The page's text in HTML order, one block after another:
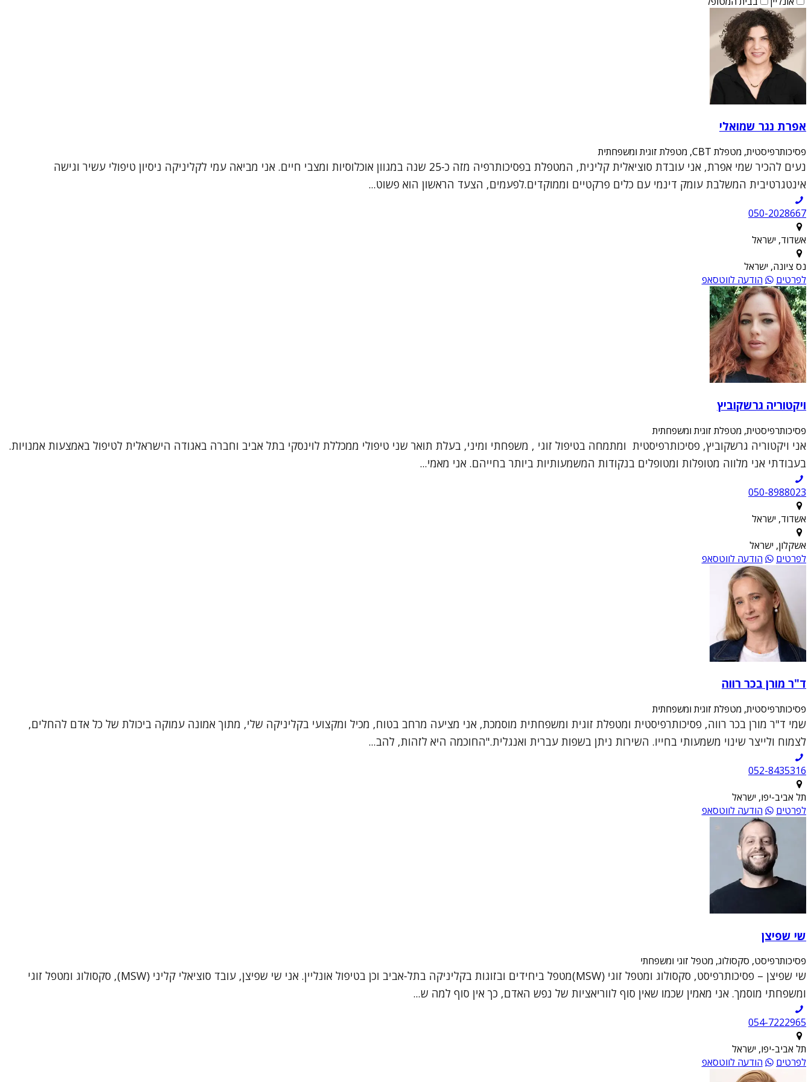
אפרת נגר שמואלי
פסיכותרפיסטית, מטפלת CBT, מטפלת זוגית ומשפחתית
נעים להכיר שמי אפרת, אני עובדת סוציאלית קלינית, המטפלת בפסיכותרפיה מזה כ-25 שנה במגוון אוכלוסיות ומצבי חיים. אני מביאה עמי לקליניקה ניסיון טיפולי עשיר וגישה
אינטגרטיבית המשלבת עומק דינמי עם כלים פרקטיים וממוקדים.לפעמים, הצעד הראשון הוא פשוט...
050-2028667
אשדוד, ישראל
נס ציונה, ישראל
לפרטים
הודעה לווטסאפ
ויקטוריה גרשקוביץ
פסיכותרפיסטית, מטפלת זוגית ומשפחתית
אני ויקטוריה גרשקוביץ, פסיכותרפיסטית ומתמחה בטיפול זוגי , משפחתי ומיני, בעלת תואר שני טיפולי ממכללת לוינסקי בתל אביב וחברה באגודה הישראלית לטיפול באמצעות אמנויות.
בעבודתי אני מלווה מטופלות ומטופלים בנקודות המשמעותיות ביותר בחייהם. אני מאמי...
050-8988023
אשדוד, ישראל
אשקלון, ישראל
לפרטים
הודעה לווטסאפ
ד"ר מורן בכר רווה
פסיכותרפיסטית, מטפלת זוגית ומשפחתית
שמי ד"ר מורן בכר רווה, פסיכותרפיסטית ומטפלת זוגית ומשפחתית מוסמכת, אני מציעה מרחב בטוח, מכיל ומקצועי בקליניקה שלי, מתוך אמונה עמוקה ביכולת של כל אדם להחלים,
לצמוח ולייצר שינוי משמעותי בחייו. השירות ניתן בשפות עברית ואנגלית."החוכמה היא לזהות, להב...
052-8435316
תל אביב-יפו, ישראל
לפרטים
הודעה לווטסאפ
שי שפיצן
פסיכותרפיסט, סקסולוג, מטפל זוגי ומשפחתי
שי שפיצן – פסיכותרפיסט, סקסולוג ומטפל זוגי (MSW)מטפל ביחידים ובזוגות בקליניקה בתל-אביב וכן בטיפול אונליין. אני שי שפיצן, עובד סוציאלי קליני (MSW), סקסולוג ומטפל זוגי
ומשפחתי מוסמך. אני מאמין שכמו שאין סוף לווריאציות של נפש האדם, כך אין סוף למה ש...
054-7222965
תל אביב-יפו, ישראל
לפרטים
הודעה לווטסאפ